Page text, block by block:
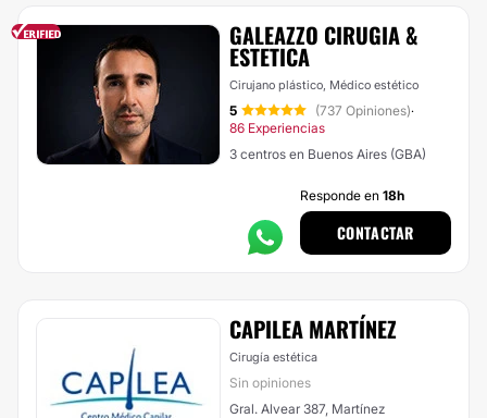
GALEAZZO CIRUGIA &
ESTETICA
Cirujano plástico, Médico estético
5 (737 Opiniones)·
86 Experiencias
3 centros en Buenos Aires (GBA)
Responde en 18h
CONTACTAR
CAPILEA MARTÍNEZ
Cirugía estética
Sin opiniones
Gral. Alvear 387, Martínez